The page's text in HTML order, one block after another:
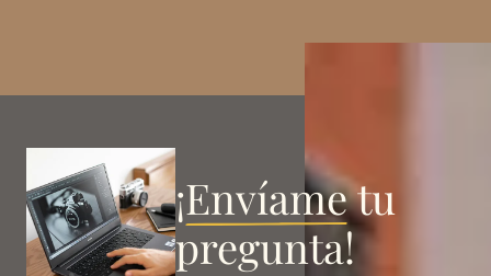
¡Envíametu
pregunta!